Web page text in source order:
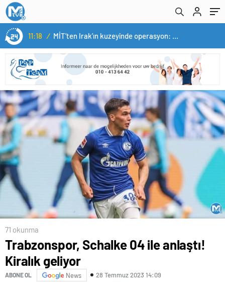
11:18 / MİT’ten Irak’ın kuzeyinde operasyon: Ramazan Güneş Türkiye’ye getirildi
71 okunma
Trabzonspor, Schalke 04 ile anlaştı!
Kiralık geliyor
ABONE OL News 28 Temmuz 2023 14:09